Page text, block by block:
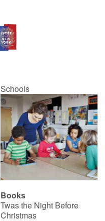
Schools
Books
Twas the Night Before
Christmas